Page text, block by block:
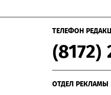
ТЕЛЕФОН
(8172)
ОТДЕЛ РЕКЛАМЫ